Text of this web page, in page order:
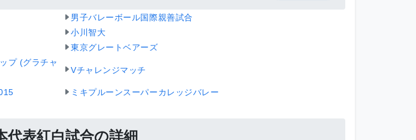
男子バレーボール国際親善試合
小川智大
東京グレートベアーズ
プ (グラチャ
Vチャレンジマッチ
ミキプルーンスーパーカレッジバレー
代表紅白試合の詳細